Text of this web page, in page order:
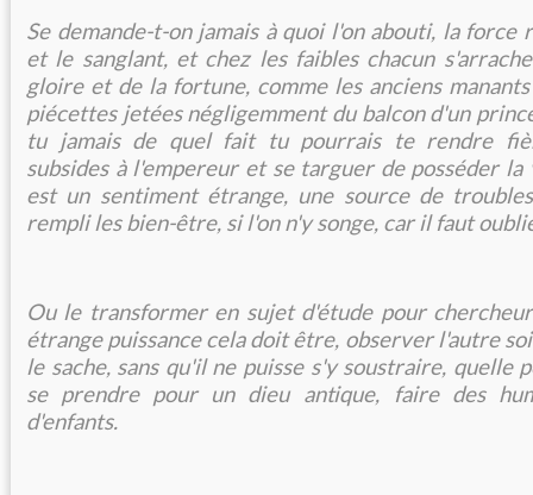
Se demande-t-on jamais à quoi l'on abouti, la force
et le sanglant, et chez les faibles chacun
gloire et de la fortune, comme les anciens
piécettes jetées négligemment du balcon d'un
tu jamais de quel fait tu pourrais te rendre
subsides à l'empereur et se targuer de posséder la
est un sentiment étrange, une source de
rempli les bien-être, si l'on n'y songe, car il faut
Ou le transformer en sujet d'étude pour
étrange puissance cela doit être, observer l'autre
le sache, sans qu'il ne puisse s'y soustraire, quelle
se prendre pour un dieu antique, faire des
d'enfants.